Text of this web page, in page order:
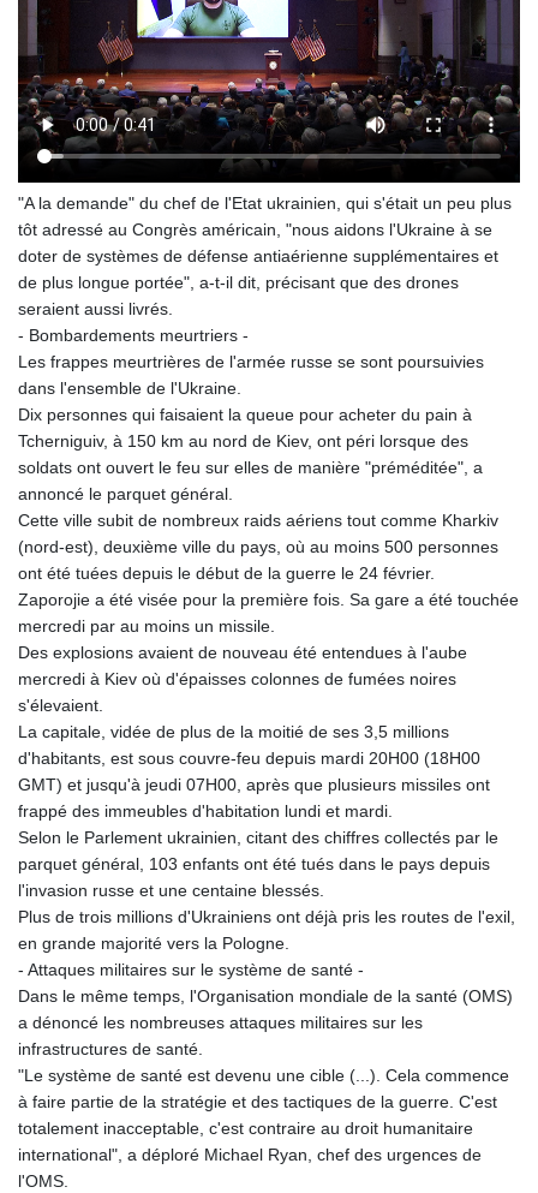
"A la demande" du chef de l'Etat ukrainien, qui s'était un peu plus
tôt adressé au Congrès américain, "nous aidons l'Ukraine à se
doter de systèmes de défense antiaérienne supplémentaires et
de plus longue portée", a-t-il dit, précisant que des drones
seraient aussi livrés.
- Bombardements meurtriers -
Les frappes meurtrières de l'armée russe se sont poursuivies
dans l'ensemble de l'Ukraine.
Dix personnes qui faisaient la queue pour acheter du pain à
Tcherniguiv, à 150 km au nord de Kiev, ont péri lorsque des
soldats ont ouvert le feu sur elles de manière "préméditée", a
annoncé le parquet général.
Cette ville subit de nombreux raids aériens tout comme Kharkiv
(nord-est), deuxième ville du pays, où au moins 500 personnes
ont été tuées depuis le début de la guerre le 24 février.
Zaporojie a été visée pour la première fois. Sa gare a été touchée
mercredi par au moins un missile.
Des explosions avaient de nouveau été entendues à l'aube
mercredi à Kiev où d'épaisses colonnes de fumées noires
s'élevaient.
La capitale, vidée de plus de la moitié de ses 3,5 millions
d'habitants, est sous couvre-feu depuis mardi 20H00 (18H00
GMT) et jusqu'à jeudi 07H00, après que plusieurs missiles ont
frappé des immeubles d'habitation lundi et mardi.
Selon le Parlement ukrainien, citant des chiffres collectés par le
parquet général, 103 enfants ont été tués dans le pays depuis
l'invasion russe et une centaine blessés.
Plus de trois millions d'Ukrainiens ont déjà pris les routes de l'exil,
en grande majorité vers la Pologne.
- Attaques militaires sur le système de santé -
Dans le même temps, l'Organisation mondiale de la santé (OMS)
a dénoncé les nombreuses attaques militaires sur les
infrastructures de santé.
"Le système de santé est devenu une cible (...). Cela commence
à faire partie de la stratégie et des tactiques de la guerre. C'est
totalement inacceptable, c'est contraire au droit humanitaire
international", a déploré Michael Ryan, chef des urgences de
l'OMS.